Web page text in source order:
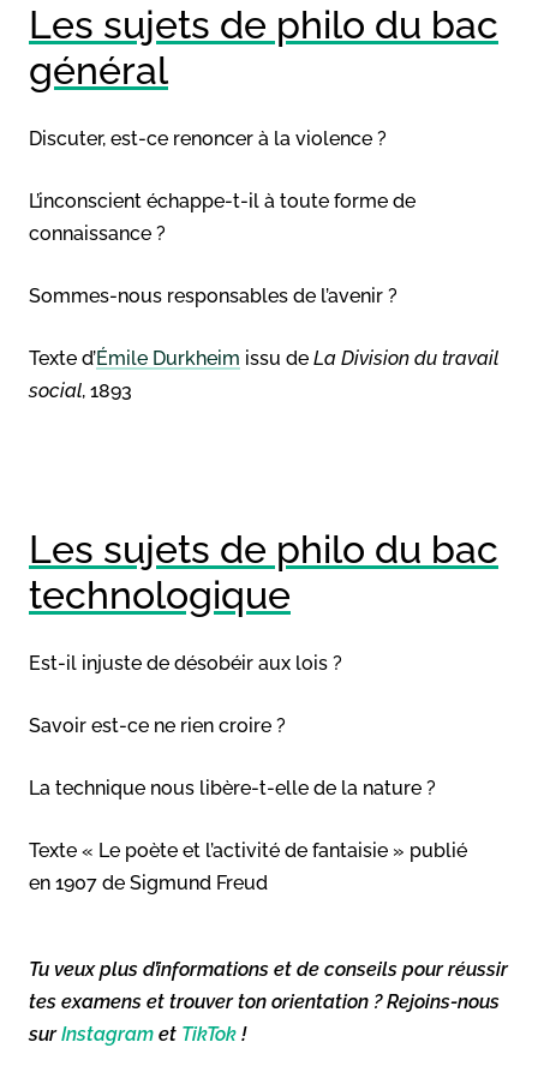
Les sujets de philo du bac
général
Discuter, est-ce renoncer à la violence ?
L’inconscient échappe-t-il à toute forme de
connaissance ?
Sommes-nous responsables de l’avenir ?
Texte d’Émile Durkheim issu de La Division du travail
social, 1893
Les sujets de philo du bac
technologique
Est-il injuste de désobéir aux lois ?
Savoir est-ce ne rien croire ?
La technique nous libère-t-elle de la nature ?
Texte « Le poète et l’activité de fantaisie » publié
en 1907 de Sigmund Freud
Tu veux plus d’informations et de conseils pour réussir
tes examens et trouver ton orientation ? Rejoins-nous
surInstagram et TikTok !